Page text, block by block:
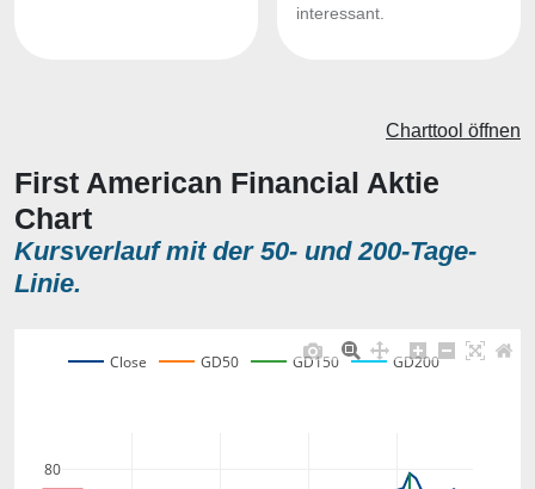
interessant.
First American Financial Aktie
Chart
Kursverlauf mit der 50- und 200-Tage-
Linie.
Charttool öffnen
80
Close GD50 GD150 GD200